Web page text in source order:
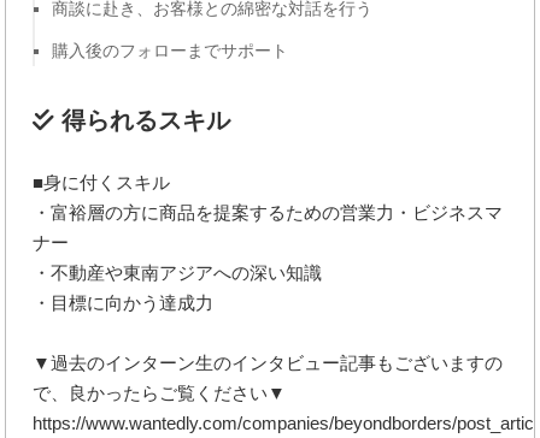
商談に赴き、お客様との綿密な対話を行う
購入後のフォローまでサポート
得られるスキル
■身に付くスキル
・富裕層の方に商品を提案するための営業力・ビジネスマ
ナー
・不動産や東南アジアへの深い知識
・目標に向かう達成力
▼過去のインターン生のインタビュー記事もございますの
で、良かったらご覧ください▼
https://www.wantedly.com/companies/beyondborders/